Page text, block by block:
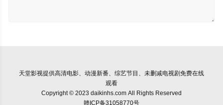
天堂影视提供高清电影、动漫新番、综艺节目、未删减电视剧免费在线
观看
Copyright © 2023 daikinhs.com All Rights Reserved
赣ICP备31058770号